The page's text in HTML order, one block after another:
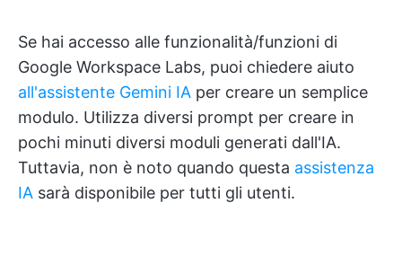
Se hai accesso alle funzionalità/funzioni di
Google Workspace Labs, puoi chiedere aiuto
all'assistente Gemini IA per creare un semplice
modulo. Utilizza diversi prompt per creare in
pochi minuti diversi moduli generati dall'IA.
Tuttavia, non è noto quando questa assistenza
IA sarà disponibile per tutti gli utenti.